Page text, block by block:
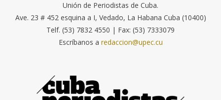
Unión de Periodistas de Cuba.
Ave. 23 # 452 esquina a I, Vedado, La Habana Cuba (10400)
Telf. (53) 7832 4550 | Fax: (53) 7333079
Escríbanos a redaccion@upec.cu